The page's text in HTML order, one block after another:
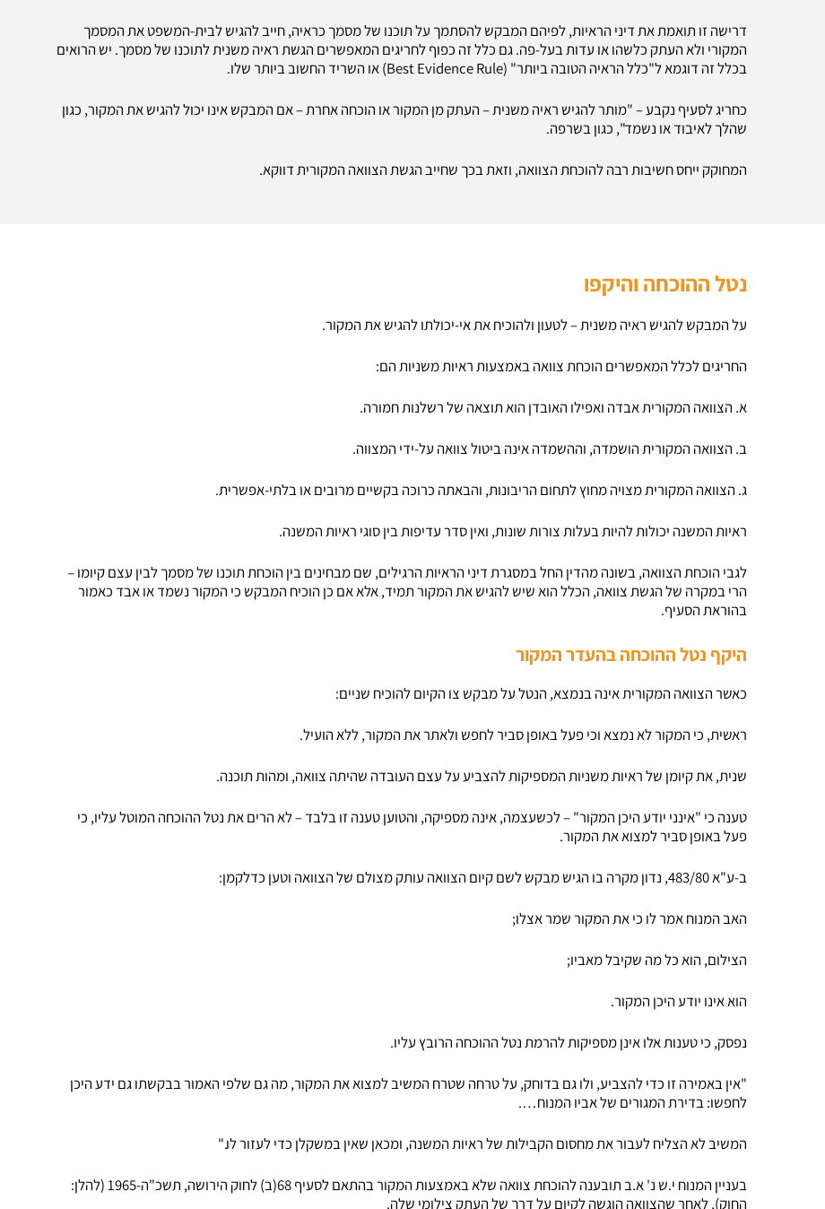
דרישה זו תואמת את דיני הראיות, לפיהם המבקש להסתמך על תוכנו של מסמך כראיה, חייב להגיש לבית-המשפט את המסמך
המקורי ולא העתק כלשהו או עדות בעל-פה. גם כלל זה כפוף לחריגים המאפשרים הגשת ראיה משנית לתוכנו של מסמך. יש הרואים
בכלל זה דוגמא ל"כלל הראיה הטובה ביותר" (Best Evidence Rule) או השריד החשוב ביותר שלו.
כחריג לסעיף נקבע – "מותר להגיש ראיה משנית – העתק מן המקור או הוכחה אחרת – אם המבקש אינו יכול להגיש את המקור, כגון
שהלך לאיבוד או נשמד", כגון בשרפה.
המחוקק ייחס חשיבות רבה להוכחת הצוואה, וזאת בכך שחייב הגשת הצוואה המקורית דווקא.
נטל ההוכחה והיקפו
על המבקש להגיש ראיה משנית – לטעון ולהוכיח את אי-יכולתו להגיש את המקור.
החריגים לכלל המאפשרים הוכחת צוואה באמצעות ראיות משניות הם:
א. הצוואה המקורית אבדה ואפילו האובדן הוא תוצאה של רשלנות חמורה.
ב. הצוואה המקורית הושמדה, וההשמדה אינה ביטול צוואה על-ידי המצווה.
ג. הצוואה המקורית מצויה מחוץ לתחום הריבונות, והבאתה כרוכה בקשיים מרובים או בלתי-אפשרית.
ראיות המשנה יכולות להיות בעלות צורות שונות, ואין סדר עדיפות בין סוגי ראיות המשנה.
לגבי הוכחת הצוואה, בשונה מהדין החל במסגרת דיני הראיות הרגילים, שם מבחינים בין הוכחת תוכנו של מסמך לבין עצם קיומו –
הרי במקרה של הגשת צוואה, הכלל הוא שיש להגיש את המקור תמיד, אלא אם כן הוכיח המבקש כי המקור נשמד או אבד כאמור
בהוראת הסעיף.
היקף נטל ההוכחה בהעדר המקור
כאשר הצוואה המקורית אינה בנמצא, הנטל על מבקש צו הקיום להוכיח שניים:
ראשית, כי המקור לא נמצא וכי פעל באופן סביר לחפש ולאתר את המקור, ללא הועיל.
שנית, את קיומן של ראיות משניות המספיקות להצביע על עצם העובדה שהיתה צוואה, ומהות תוכנה.
טענה כי "אינני יודע היכן המקור" – לכשעצמה, אינה מספיקה, והטוען טענה זו בלבד – לא הרים את נטל ההוכחה המוטל עליו, כי
פעל באופן סביר למצוא את המקור.
ב-ע"א 483/80, נדון מקרה בו הגיש מבקש לשם קיום הצוואה עותק מצולם של הצוואה וטען כדלקמן:
האב המנוח אמר לו כי את המקור שמר אצלו;
הצילום, הוא כל מה שקיבל מאביו;
הוא אינו יודע היכן המקור.
נפסק, כי טענות אלו אינן מספיקות להרמת נטל ההוכחה הרובץ עליו.
"אין באמירה זו כדי להצביע, ולו גם בדוחק, על טרחה שטרח המשיב למצוא את המקור, מה גם שלפי האמור בבקשתו גם ידע היכן
לחפשו: בדירת המגורים של אביו המנוח….
המשיב לא הצליח לעבור את מחסום הקבילות של ראיות המשנה, ומכאן שאין במשקלן כדי לעזור לו."
בעניין המנוח י.ש נ' א.ב תובענה להוכחת צוואה שלא באמצעות המקור בהתאם לסעיף 68(ב) לחוק הירושה, תשכ"ה-1965 (להלן:
החוק), לאחר שהצוואה הוגשה לקיום על דרך של העתק צילומי שלה.